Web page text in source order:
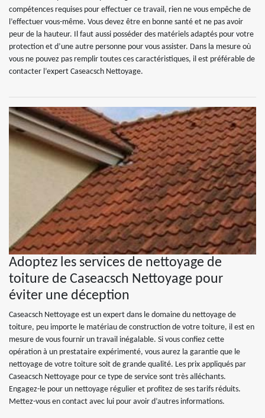
compétences requises pour effectuer ce travail, rien ne vous empêche de
l’effectuer vous-même. Vous devez être en bonne santé et ne pas avoir
peur de la hauteur. Il faut aussi posséder des matériels adaptés pour votre
protection et d’une autre personne pour vous assister. Dans la mesure où
vous ne pouvez pas remplir toutes ces caractéristiques, il est préférable de
contacter l’expert Caseacsch Nettoyage.
Adoptez les services de nettoyage de
toiture de Caseacsch Nettoyage pour
éviter une déception
Caseacsch Nettoyage est un expert dans le domaine du nettoyage de
toiture, peu importe le matériau de construction de votre toiture, il est en
mesure de vous fournir un travail inégalable. Si vous confiez cette
opération à un prestataire expérimenté, vous aurez la garantie que le
nettoyage de votre toiture soit de grande qualité. Les prix appliqués par
Caseacsch Nettoyage pour ce type de service sont très alléchants.
Engagez-le pour un nettoyage régulier et profitez de ses tarifs réduits.
Mettez-vous en contact avec lui pour avoir d’autres informations.